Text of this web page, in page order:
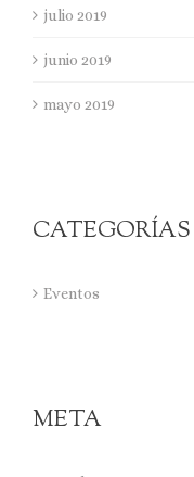
julio 2019
junio 2019
mayo 2019
CATEGORÍAS
Eventos
META